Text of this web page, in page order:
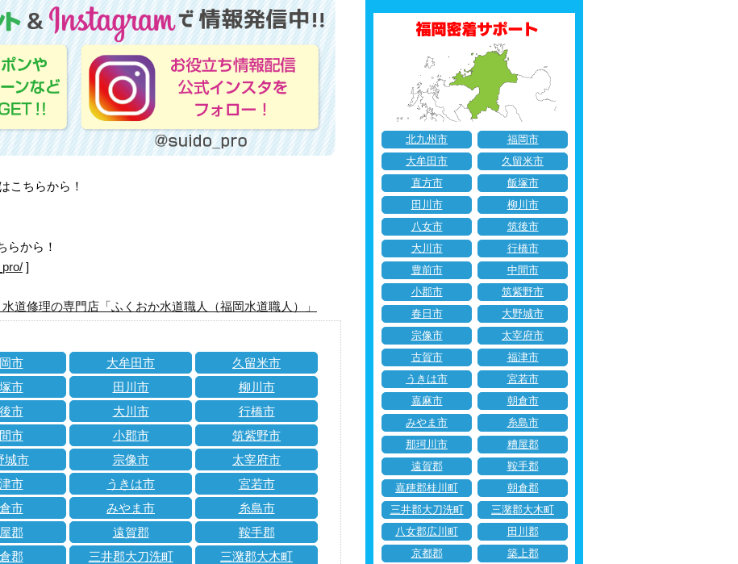
こちらから！
らから！
]
道修理の専門店「ふくおか水道職人（福岡水道職人）」
市 大牟田市
久留米市
市 田川市
柳川市
市 大川市
行橋市
市 小郡市
筑紫野市
城市 宗像市
太宰府市
市 うきは市
宮若市
市 みやま市
糸島市
郡 遠賀郡
鞍手郡
郡 三井郡大刀洗町
三潴郡大木町
北九州市
福岡市
大牟田市
久留米市
直方市
飯塚市
田川市
柳川市
八女市
筑後市
大川市
行橋市
豊前市
中間市
小郡市
筑紫野市
春日市
大野城市
宗像市
太宰府市
古賀市
福津市
うきは市
宮若市
嘉麻市
朝倉市
みやま市
糸島市
那珂川市
糟屋郡
遠賀郡
鞍手郡
嘉穂郡桂川町
朝倉郡
三井郡大刀洗町
三潴郡大木町
八女郡広川町
田川郡
京都郡
築上郡